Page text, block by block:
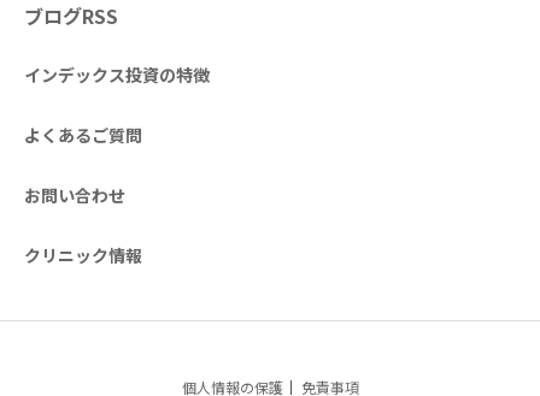
ブログRSS
インデックス投資の特徴
よくあるご質問
お問い合わせ
クリニック情報
個人情報の保護 免責事項